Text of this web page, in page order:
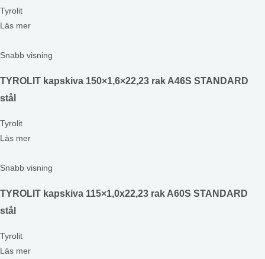
Tyrolit
Läs mer
Snabb visning
TYROLIT kapskiva 150×1,6×22,23 rak A46S STANDARD
stål
Tyrolit
Läs mer
Snabb visning
TYROLIT kapskiva 115×1,0x22,23 rak A60S STANDARD
stål
Tyrolit
Läs mer